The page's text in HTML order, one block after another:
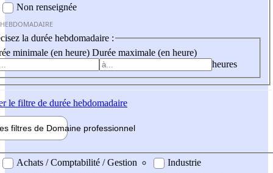
Non renseignée
la durée hebdomadaire :
minimale (en heure) Durée maximale (en heure)
heures
le filtre de durée hebdomadaire
filtres de Domaine professionnel
professionel
Achats / Comptabilité / Gestion
Industrie